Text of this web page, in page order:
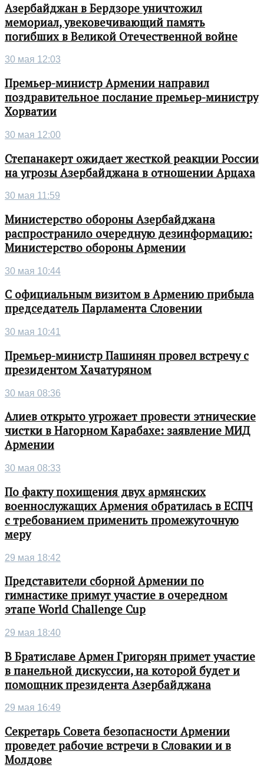
Азербайджан в Бердзоре уничтожил
мемориал, увековечивающий память
погибших в Великой Отечественной войне
30 мая 12:03
Премьер-министр Армении направил
поздравительное послание премьер-министру
Хорватии
30 мая 12:00
Степанакерт ожидает жесткой реакции России
на угрозы Азербайджана в отношении Арцаха
30 мая 11:59
Министерство обороны Азербайджана
распространило очередную дезинформацию:
Министерство обороны Армении
30 мая 10:44
С официальным визитом в Армению прибыла
председатель Парламента Словении
30 мая 10:41
Премьер-министр Пашинян провел встречу с
президентом Хачатуряном
30 мая 08:36
Алиев открыто угрожает провести этнические
чистки в Нагорном Карабахе: заявление МИД
Армении
30 мая 08:33
По факту похищения двух армянских
военнослужащих Армения обратилась в ЕСПЧ
с требованием применить промежуточную
меру
29 мая 18:42
Представители сборной Армении по
гимнастике примут участие в очередном
этапе World Challenge Cup
29 мая 18:40
В Братиславе Армен Григорян примет участие
в панельной дискуссии, на которой будет и
помощник президента Азербайджана
29 мая 16:49
Секретарь Совета безопасности Армении
проведет рабочие встречи в Словакии и в
Молдове